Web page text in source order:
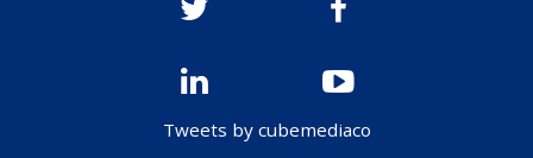
Tweets by cubemediaco